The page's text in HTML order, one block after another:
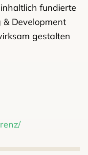
fundierte
Development
gestalten